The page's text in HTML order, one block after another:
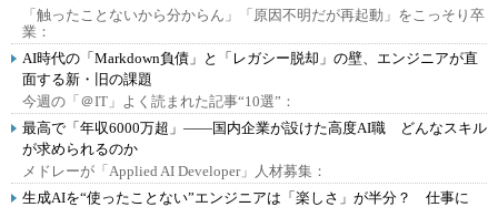
「触ったことないから分からん」「原因不明だが再起動」をこっそり卒
業：
AI時代の「Markdown負債」と「レガシー脱却」の壁、エンジニアが直
面する新・旧の課題
今週の「＠IT」よく読まれた記事“10選”：
最高で「年収6000万超」――国内企業が設けた高度AI職 どんなスキル
が求められるのか
メドレーが「Applied AI Developer」人材募集：
生成AIを“使ったことない”エンジニアは「楽しさ」が半分？ 仕事に